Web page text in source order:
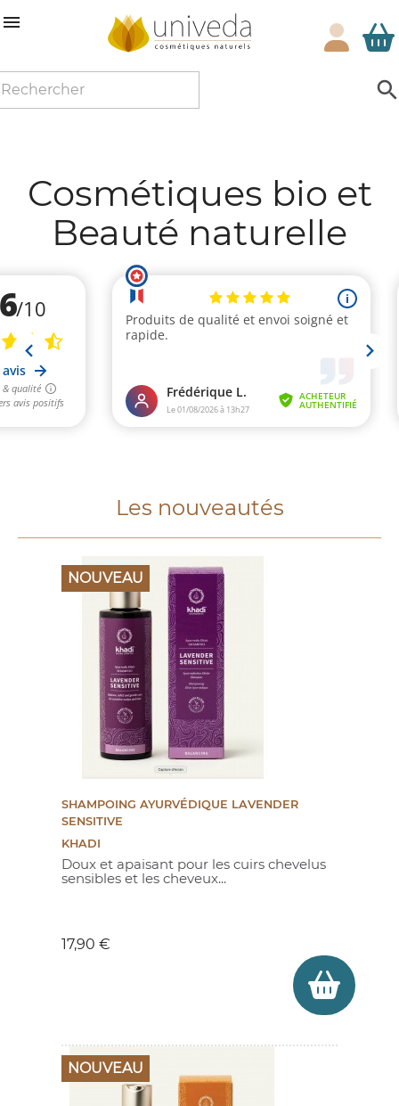

Cosmétiques bio et
Beauté naturelle
Les nouveautés
SHAMPOING AYURVÉDIQUE LAVENDER
SENSITIVE
KHADI
Doux et apaisant pour les cuirs chevelus
sensibles et les cheveux...
17,90 €
NOUVEAU
NOUVEAU